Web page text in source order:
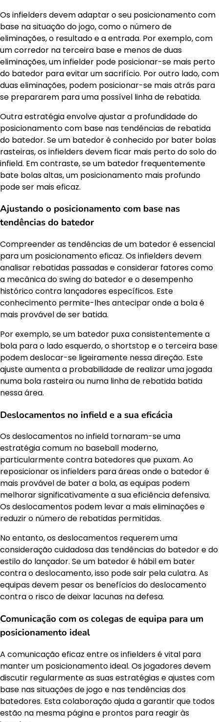
Os infielders devem adaptar o seu posicionamento com
base na situação do jogo, como o número de
eliminações, o resultado e a entrada. Por exemplo, com
um corredor na terceira base e menos de duas
eliminações, um infielder pode posicionar-se mais perto
do batedor para evitar um sacrifício. Por outro lado, com
duas eliminações, podem posicionar-se mais atrás para
se prepararem para uma possível linha de rebatida.
Outra estratégia envolve ajustar a profundidade do
posicionamento com base nas tendências de rebatida
do batedor. Se um batedor é conhecido por bater bolas
rasteiras, os infielders devem ficar mais perto do solo do
infield. Em contraste, se um batedor frequentemente
bate bolas altas, um posicionamento mais profundo
pode ser mais eficaz.
Ajustando o posicionamento com base nas
tendências do batedor
Compreender as tendências de um batedor é essencial
para um posicionamento eficaz. Os infielders devem
analisar rebatidas passadas e considerar fatores como
a mecânica do swing do batedor e o desempenho
histórico contra lançadores específicos. Este
conhecimento permite-lhes antecipar onde a bola é
mais provável de ser batida.
Por exemplo, se um batedor puxa consistentemente a
bola para o lado esquerdo, o shortstop e o terceira base
podem deslocar-se ligeiramente nessa direção. Este
ajuste aumenta a probabilidade de realizar uma jogada
numa bola rasteira ou numa linha de rebatida batida
nessa área.
Deslocamentos no infield e a sua eficácia
Os deslocamentos no infield tornaram-se uma
estratégia comum no baseball moderno,
particularmente contra batedores que puxam. Ao
reposicionar os infielders para áreas onde o batedor é
mais provável de bater a bola, as equipas podem
melhorar significativamente a sua eficiência defensiva.
Os deslocamentos podem levar a mais eliminações e
reduzir o número de rebatidas permitidas.
No entanto, os deslocamentos requerem uma
consideração cuidadosa das tendências do batedor e do
estilo do lançador. Se um batedor é hábil em bater
contra o deslocamento, isso pode sair pela culatra. As
equipas devem pesar os benefícios do deslocamento
contra o risco de deixar lacunas na defesa.
Comunicação com os colegas de equipa para um
posicionamento ideal
A comunicação eficaz entre os infielders é vital para
manter um posicionamento ideal. Os jogadores devem
discutir regularmente as suas estratégias e ajustes com
base nas situações de jogo e nas tendências dos
batedores. Esta colaboração ajuda a garantir que todos
estão na mesma página e prontos para reagir às